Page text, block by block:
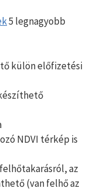
5 legnagyobb
külön előfizetési
NDVI térkép is
az
(van felhő az